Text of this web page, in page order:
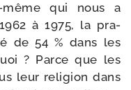
​même qui nous a
à 1975, la pra­
de 54 % dans les
? Parce que les
leur reli­gion dans